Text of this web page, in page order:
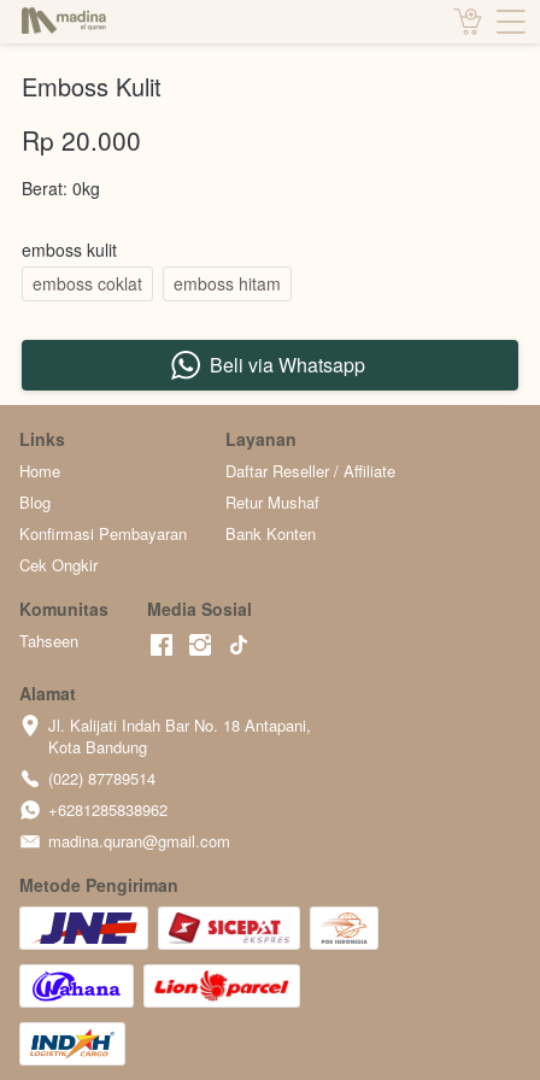
Emboss Kulit
Rp 20.000
Berat: 0kg
emboss kulit
emboss coklat
emboss hitam
` Beli via Whatsapp
Links
Home
Blog
Konfirmasi Pembayaran
Cek Ongkir
Layanan
Daftar Reseller / Affiliate
Retur Mushaf
Bank Konten
Komunitas
Tahseen
Media Sosial
Alamat
Jl. Kalijati Indah Bar No. 18 Antapani,
Kota Bandung
(022) 87789514
+6281285838962
madina.quran@gmail.com
Metode Pengiriman